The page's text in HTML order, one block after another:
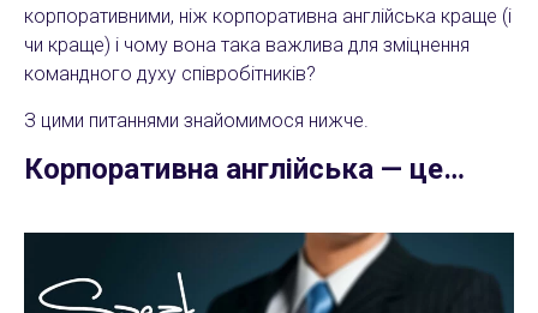
корпоративними, ніж корпоративна англійська краще (і
чи краще) і чому вона така важлива для зміцнення
командного духу співробітників?
З цими питаннями знайомимося нижче.
Корпоративна англійська — це…